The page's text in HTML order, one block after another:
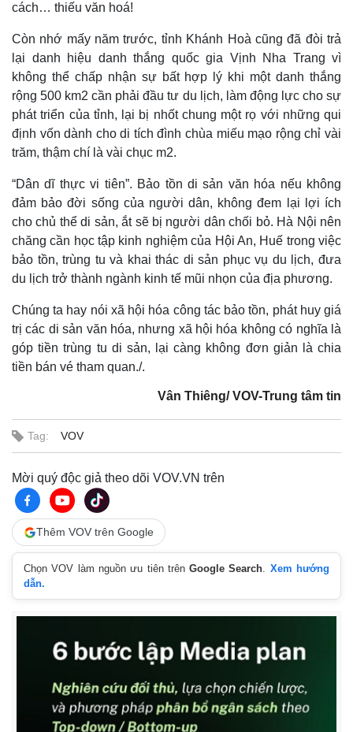
cách… thiếu văn hoá!
Còn nhớ mấy năm trước, tỉnh Khánh Hoà cũng đã đòi trả
lại danh hiệu danh thắng quốc gia Vịnh Nha Trang vì
không thể chấp nhận sự bất hợp lý khi một danh thắng
rộng 500 km2 cần phải đầu tư du lịch, làm động lực cho sự
phát triển của tỉnh, lại bị nhốt chung một rọ với những qui
định vốn dành cho di tích đình chùa miếu mạo rộng chỉ vài
trăm, thậm chí là vài chục m2.
“Dân dĩ thực vi tiên”. Bảo tồn di sản văn hóa nếu không
đảm bảo đời sống của người dân, không đem lại lợi ích
cho chủ thể di sản, ắt sẽ bị người dân chối bỏ. Hà Nội nên
chăng cần học tập kinh nghiệm của Hội An, Huế trong việc
bảo tồn, trùng tu và khai thác di sản phục vụ du lịch, đưa
du lịch trở thành ngành kinh tế mũi nhọn của địa phương.
Chúng ta hay nói xã hội hóa công tác bảo tồn, phát huy giá
trị các di sản văn hóa, nhưng xã hội hóa không có nghĩa là
góp tiền trùng tu di sản, lại càng không đơn giản là chia
tiền bán vé tham quan./.
Vân Thiêng/ VOV-Trung tâm tin
Tag: VOV
Mời quý độc giả theo dõi VOV.VN trên
Thêm VOV trên Google
Chọn VOV làm nguồn ưu tiên trênGoogle Search. Xem hướng
dẫn.